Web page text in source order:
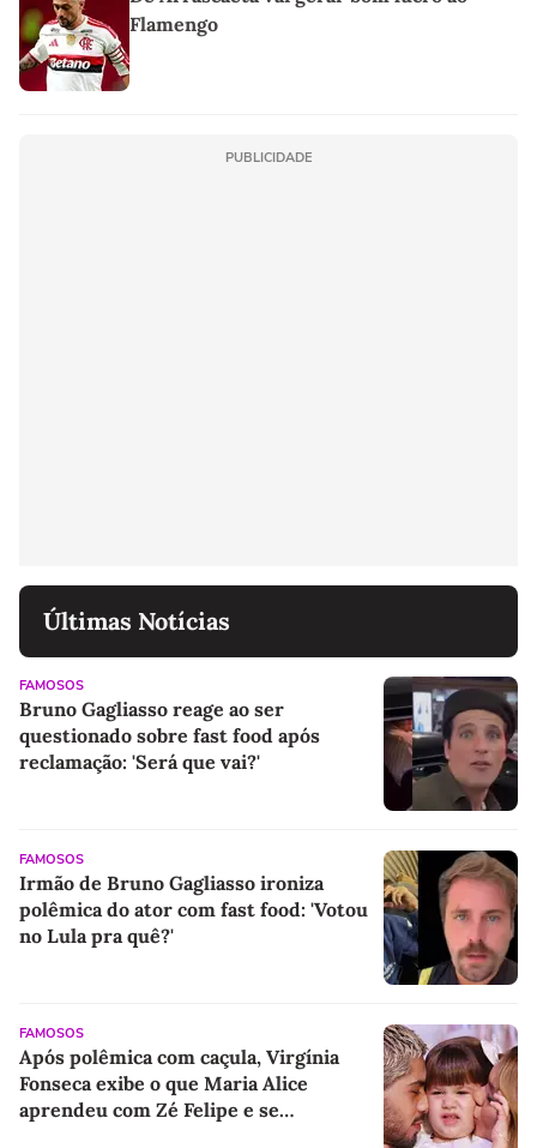
Flamengo
PUBLICIDADE
Últimas Notícias
FAMOSOS
Bruno Gagliasso reage ao ser
questionado sobre fast food após
reclamação: 'Será que vai?'
FAMOSOS
Irmão de Bruno Gagliasso ironiza
polêmica do ator com fast food: 'Votou
no Lula pra quê?'
FAMOSOS
Após polêmica com caçula, Virgínia
Fonseca exibe o que Maria Alice
aprendeu com Zé Felipe e se